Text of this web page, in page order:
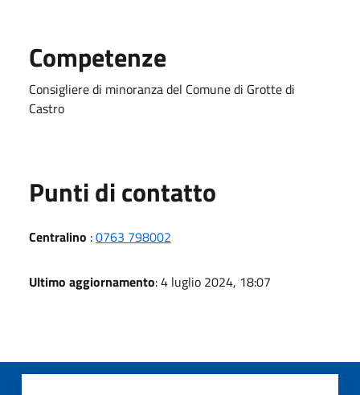
Competenze
Consigliere di minoranza del Comune di Grotte di
Castro
Punti di contatto
Centralino :0763 798002
Ultimo aggiornamento: 4 luglio 2024, 18:07